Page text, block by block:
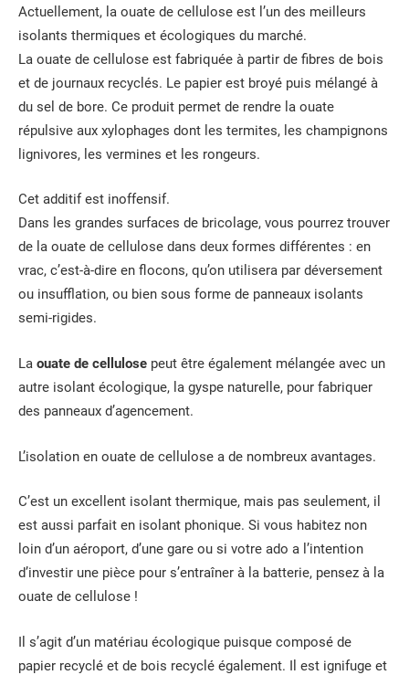
Actuellement, la ouate de cellulose est l’un des meilleurs
isolants thermiques et écologiques du marché.
La ouate de cellulose est fabriquée à partir de fibres de bois
et de journaux recyclés. Le papier est broyé puis mélangé à
du sel de bore. Ce produit permet de rendre la ouate
répulsive aux xylophages dont les termites, les champignons
lignivores, les vermines et les rongeurs.
Cet additif est inoffensif.
Dans les grandes surfaces de bricolage, vous pourrez trouver
de la ouate de cellulose dans deux formes différentes : en
vrac, c’est-à-dire en flocons, qu’on utilisera par déversement
ou insufflation, ou bien sous forme de panneaux isolants
semi-rigides.
La ouate de cellulose peut être également mélangée avec un
autre isolant écologique, la gyspe naturelle, pour fabriquer
des panneaux d’agencement.
L’isolation en ouate de cellulose a de nombreux avantages.
C’est un excellent isolant thermique, mais pas seulement, il
est aussi parfait en isolant phonique. Si vous habitez non
loin d’un aéroport, d’une gare ou si votre ado a l’intention
d’investir une pièce pour s’entraîner à la batterie, pensez à la
ouate de cellulose !
Il s’agit d’un matériau écologique puisque composé de
papier recyclé et de bois recyclé également. Il est ignifuge et